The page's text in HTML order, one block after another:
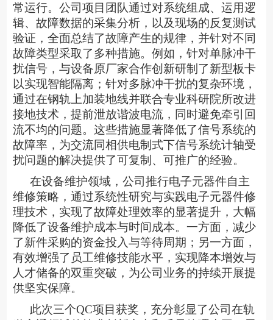
常运行。公司项目团队通过对系统组成、运用逻
辑、故障数据的采集分析，以及现场的反复测试
验证，全面总结了故障产生的规律，并针对不同
故障类型采取了多种措施。例如，针对单脉冲干
扰信号，与设备原厂家合作创新研制了新型板卡
以实现智能隔离；针对多脉冲干扰的复杂环境，
通过在钢轨上加装地线并联合专业科研院所改进
接地技术，提前泄放谐波电流，同时避免牵引回
流不均的问题。这些措施显著降低了信号系统的
故障率，为交流同相供电制式下信号系统计轴受
扰问题的解决提供了可复制、可推广的经验。
在设备维护领域，公司推行电子元器件自主
维修策略，通过系统性研究与实践电子元器件修
理技术，实现了故障处理效率的显著提升，大幅
降低了设备维护成本与时间成本。一方面，减少
了新件采购的资金投入与等待周期；另一方面，
有效增强了员工维修技能水平，实现降本增效与
人才储备的双重突破，为公司业务的持续开展提
供坚实保障。
此次三个QC项目获奖，充分彰显了公司在轨